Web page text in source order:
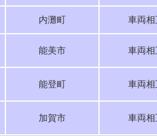
内灘町 車両相
能美市 車両相
能登町 車両相
加賀市 車両相